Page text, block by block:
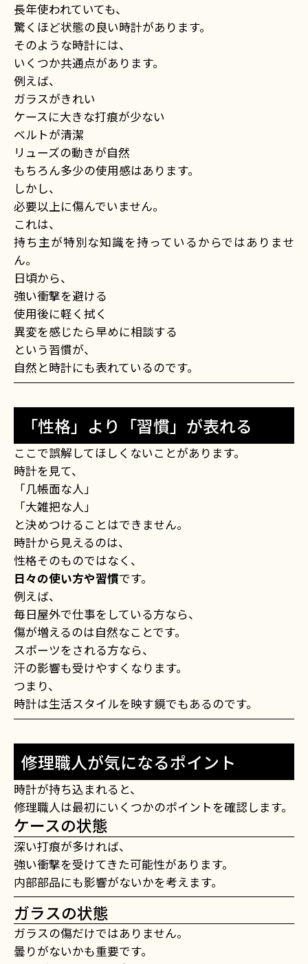
長年使われていても、
驚くほど状態の良い時計があります。
そのような時計には、
いくつか共通点があります。
例えば、
ガラスがきれい
ケースに大きな打痕が少ない
ベルトが清潔
リューズの動きが自然
もちろん多少の使用感はあります。
しかし、
必要以上に傷んでいません。
これは、
持ち主が特別な知識を持っているからではありませ
ん。
日頃から、
強い衝撃を避ける
使用後に軽く拭く
異変を感じたら早めに相談する
という習慣が、
自然と時計にも表れているのです。
「性格」より「習慣」が表れる
ここで誤解してほしくないことがあります。
時計を見て、
「几帳面な人」
「大雑把な人」
と決めつけることはできません。
時計から見えるのは、
性格そのものではなく、
日々の使い方や習慣です。
例えば、
毎日屋外で仕事をしている方なら、
傷が増えるのは自然なことです。
スポーツをされる方なら、
汗の影響も受けやすくなります。
つまり、
時計は生活スタイルを映す鏡でもあるのです。
修理職人が気になるポイント
時計が持ち込まれると、
修理職人は最初にいくつかのポイントを確認します。
ケースの状態
深い打痕が多ければ、
強い衝撃を受けてきた可能性があります。
内部部品にも影響がないかを考えます。
ガラスの状態
ガラスの傷だけではありません。
曇りがないかも重要です。